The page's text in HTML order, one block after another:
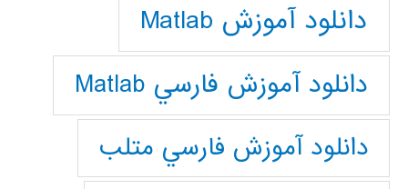
دانلود آموزش Matlab
دانلود آموزش فارسي Matlab
دانلود آموزش فارسي متلب